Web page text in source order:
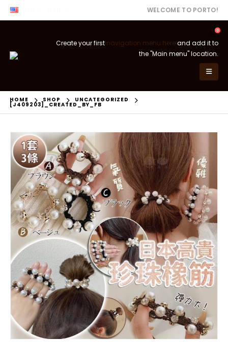
WELCOME TO PORTO!
0
Create your first navigation menu hereand add it to
the "Main menu" location.
HOME SHOP UNCATEGORIZED
[J409203]_CREATED_BY_FB